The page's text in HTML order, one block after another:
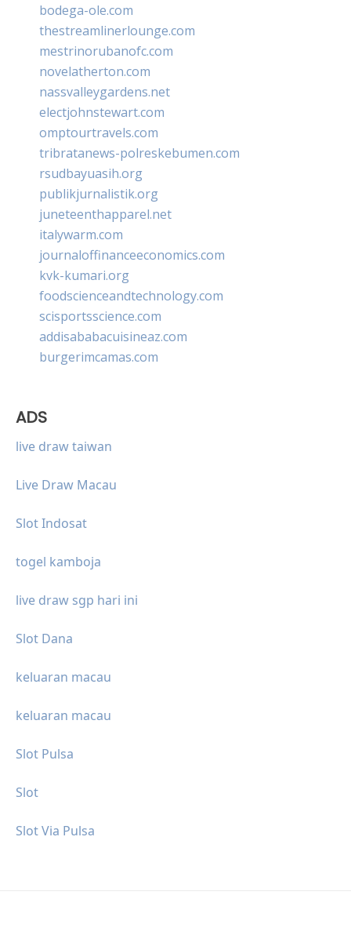
bodega-ole.com
thestreamlinerlounge.com
mestrinorubanofc.com
novelatherton.com
nassvalleygardens.net
electjohnstewart.com
omptourtravels.com
tribratanews-polreskebumen.com
rsudbayuasih.org
publikjurnalistik.org
juneteenthapparel.net
italywarm.com
journaloffinanceeconomics.com
kvk-kumari.org
foodscienceandtechnology.com
scisportsscience.com
addisababacuisineaz.com
burgerimcamas.com
ADS
live draw taiwan
Live Draw Macau
Slot Indosat
togel kamboja
live draw sgp hari ini
Slot Dana
keluaran macau
keluaran macau
Slot Pulsa
Slot
Slot Via Pulsa